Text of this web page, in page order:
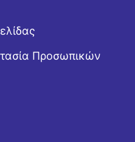
Προσωπικών